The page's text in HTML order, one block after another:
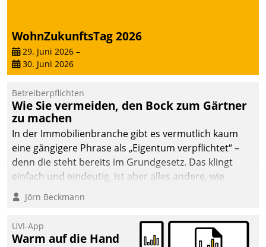
WohnZukunftsTag 2026
29. Juni 2026 –
30. Juni 2026
Betreiberpflichten
Wie Sie vermeiden, den Bock zum Gärtner
zu machen
In der Immobilienbranche gibt es vermutlich kaum
eine gängigere Phrase als „Eigentum verpflichtet“ –
denn die steht bereits im Grundgesetz. Das klingt
einfach und eindeutig, ist aber alles andere, wie
Branchenbeschäftigte wissen. Denn mit der
Verantwortung folgen Verpflichtungen.
Jörn Beckmann
UVI-App
Warm auf die Hand